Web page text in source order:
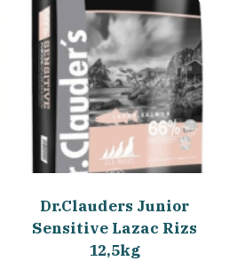
Dr.Clauders Junior
Sensitive Lazac Rizs
12,5kg